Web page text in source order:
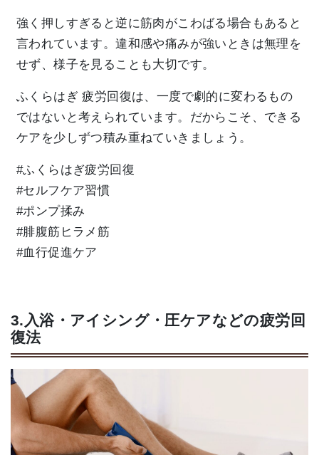
強く押しすぎると逆に筋肉がこわばる場合もあると
言われています。違和感や痛みが強いときは無理を
せず、様子を見ることも大切です。
ふくらはぎ 疲労回復は、一度で劇的に変わるもの
ではないと考えられています。だからこそ、できる
ケアを少しずつ積み重ねていきましょう。
#ふくらはぎ疲労回復
#セルフケア習慣
#ポンプ揉み
#腓腹筋ヒラメ筋
#血行促進ケア
3.入浴・アイシング・圧ケアなどの疲労回
復法